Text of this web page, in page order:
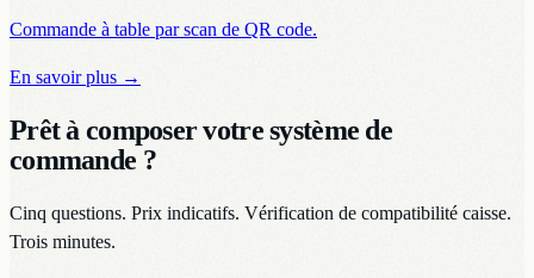
Commande à table par scan de QR code.
En savoir plus →
Prêt à composer votre système de
commande ?
Cinq questions. Prix indicatifs. Vérification de compatibilité caisse.
Trois minutes.